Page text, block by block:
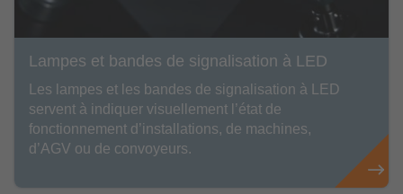
Lampes et bandes de signalisation à LED
Les lampes et les bandes de signalisation à LED
servent à indiquer visuellement l’état de
fonctionnement d’installations, de machines,
d’AGV ou de convoyeurs.